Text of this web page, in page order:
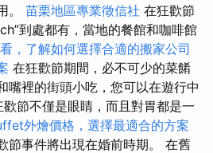
。 苗栗地區專業徵信社 在狂歡節
到處都有，當地的餐館和咖啡館
，了解如何選擇合適的搬家公司
在狂歡節期間，必不可少的菜餚
嘴裡的​​街頭小吃，您可以在遊行中
歡節不僅是眼睛，而且對胃都是一
外燴價格，選擇最適合的方案
節事件將出現在婚前時期。 在舊